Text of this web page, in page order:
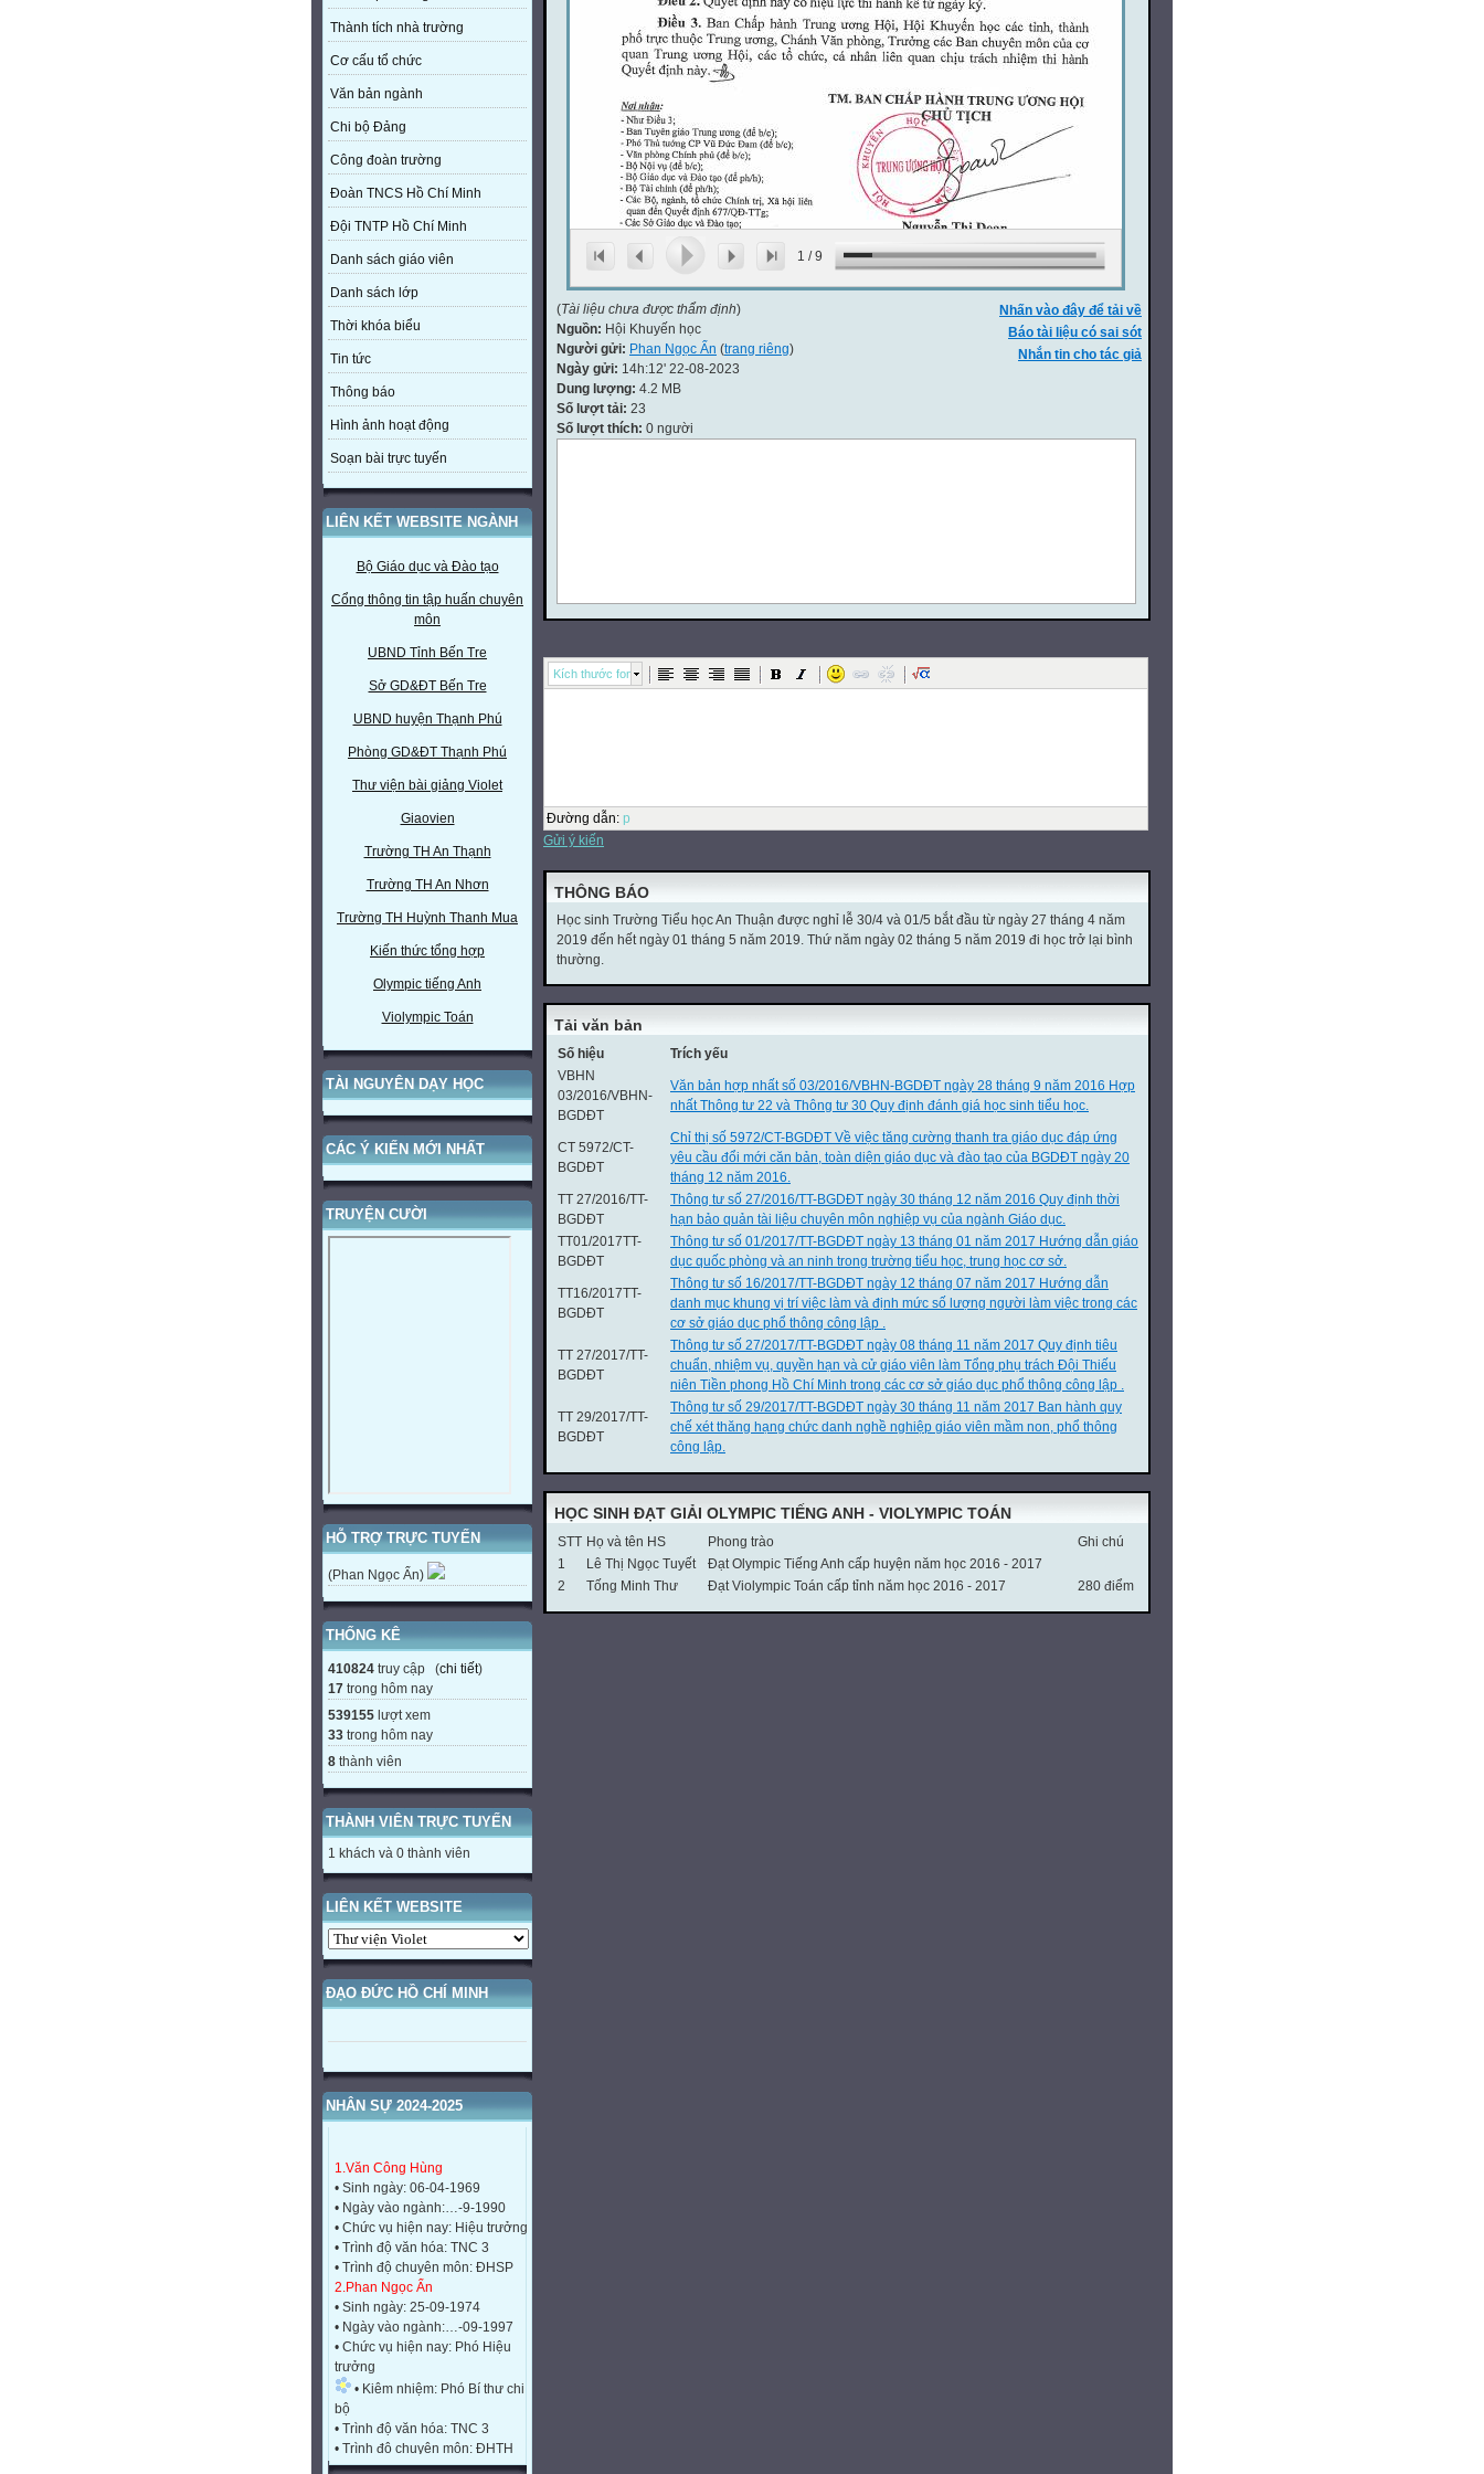
Thành tích nhà trường
Cơ cấu tổ chức
Văn bản ngành
Chi bộ Đảng
Công đoàn trường
Đoàn TNCS Hồ Chí Minh
Đội TNTP Hồ Chí Minh
Danh sách giáo viên
Danh sách lớp
Thời khóa biểu
Tin tức
Thông báo
Hình ảnh hoạt động
Soạn bài trực tuyến
LIÊN KẾT WEBSITE NGÀNH
Bộ Giáo dục và Đào tạo
Cổng thông tin tập huấn chuyên
môn
UBND Tỉnh Bến Tre
Sở GD&ĐT Bến Tre
UBND huyện Thạnh Phú
Phòng GD&ĐT Thạnh Phú
Thư viện bài giảng Violet
Giaovien
Trường TH An Thạnh
Trường TH An Nhơn
Trường TH Huỳnh Thanh Mua
Kiến thức tổng hợp
Olympic tiếng Anh
Violympic Toán
TÀI NGUYÊN DẠY HỌC
CÁC Ý KIẾN MỚI NHẤT
TRUYỆN CƯỜI
HỖ TRỢ TRỰC TUYẾN
(Phan Ngọc Ẩn)
THỐNG KÊ
410824 truy cập (chi tiết)
17 trong hôm nay
539155 lượt xem
33 trong hôm nay
8 thành viên
THÀNH VIÊN TRỰC TUYẾN
1 khách và 0 thành viên
LIÊN KẾT WEBSITE
ĐẠO ĐỨC HỒ CHÍ MINH
NHÂN SỰ 2024-2025
• Ngày vào ngành:…-9-1990
• Chức vụ hiện nay: Hiệu trưởng
• Trình độ văn hóa: TNC 3
• Trình độ chuyên môn: ĐHSP
2.Phan Ngọc Ẩn
• Sinh ngày: 25-09-1974
• Ngày vào ngành:…-09-1997
• Chức vụ hiện nay: Phó Hiệu
trưởng
• Kiêm nhiệm: Phó Bí thư chi
bộ
• Trình độ văn hóa: TNC 3
• Trình độ chuyên môn: ĐHTH
3.Nguyễn Thị Thủy
• Sinh ngày: 11-10-1974
1 /9
Nhấn vào đây để tải về
Báo tài liệu có sai sót
Nhắn tin cho tác giả
(Tài liệu chưa được thẩm định)
Nguồn: Hội Khuyến học
Người gửi: Phan Ngọc Ẩn (trang riêng)
Ngày gửi: 14h:12' 22-08-2023
Dung lượng: 4.2 MB
Số lượt tải: 23
Số lượt thích: 0 người
Kích thước font
Đường dẫn: p
Gửi ý kiến
THÔNG BÁO
Học sinh Trường Tiểu học An Thuận được nghỉ lễ 30/4 và 01/5 bắt đầu từ ngày 27 tháng 4 năm
2019 đến hết ngày 01 tháng 5 năm 2019. Thứ năm ngày 02 tháng 5 năm 2019 đi học trở lại bình
thường.
Tải văn bản
Số hiệu
Trích yếu
VBHN
03/2016/VBHN-
BGDĐT
Văn bản hợp nhất số 03/2016/VBHN-BGDĐT ngày 28 tháng 9 năm 2016 Hợp
nhất Thông tư 22 và Thông tư 30 Quy định đánh giá học sinh tiểu học.
CT 5972/CT-
BGDĐT
Chỉ thị số 5972/CT-BGDĐT Về việc tăng cường thanh tra giáo dục đáp ứng
yêu cầu đổi mới căn bản, toàn diện giáo dục và đào tạo của BGDĐT ngày 20
tháng 12 năm 2016.
TT 27/2016/TT-
BGDĐT
Thông tư số 27/2016/TT-BGDĐT ngày 30 tháng 12 năm 2016 Quy định thời
hạn bảo quản tài liệu chuyên môn nghiệp vụ của ngành Giáo dục.
TT01/2017TT-
BGDĐT
Thông tư số 01/2017/TT-BGDĐT ngày 13 tháng 01 năm 2017 Hướng dẫn giáo
dục quốc phòng và an ninh trong trường tiểu học, trung học cơ sở.
TT16/2017TT-
BGDĐT
Thông tư số 16/2017/TT-BGDĐT ngày 12 tháng 07 năm 2017 Hướng dẫn
danh mục khung vị trí việc làm và định mức số lượng người làm việc trong các
cơ sở giáo dục phổ thông công lập .
TT 27/2017/TT-
BGDĐT
Thông tư số 27/2017/TT-BGDĐT ngày 08 tháng 11 năm 2017 Quy định tiêu
chuẩn, nhiệm vụ, quyền hạn và cử giáo viên làm Tổng phụ trách Đội Thiếu
niên Tiền phong Hồ Chí Minh trong các cơ sở giáo dục phổ thông công lập .
TT 29/2017/TT-
BGDĐT
Thông tư số 29/2017/TT-BGDĐT ngày 30 tháng 11 năm 2017 Ban hành quy
chế xét thăng hạng chức danh nghề nghiệp giáo viên mầm non, phổ thông
công lập.
HỌC SINH ĐẠT GIẢI OLYMPIC TIẾNG ANH - VIOLYMPIC TOÁN
STT Họ và tên HS Phong trào
Ghi chú
1
Lê Thị Ngọc Tuyết
Đạt Olympic Tiếng Anh cấp huyện năm học 2016 - 2017
2
Tống Minh Thư Đạt Violympic Toán cấp tỉnh năm học 2016 - 2017 280 điểm